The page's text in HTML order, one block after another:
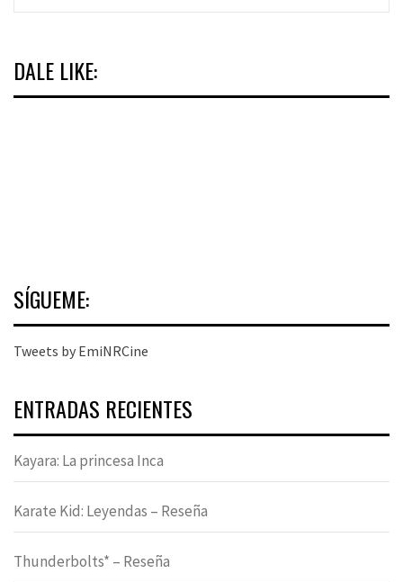
DALE LIKE:
SÍGUEME:
Tweets by EmiNRCine
ENTRADAS RECIENTES
Kayara: La princesa Inca
Karate Kid: Leyendas – Reseña
Thunderbolts* – Reseña